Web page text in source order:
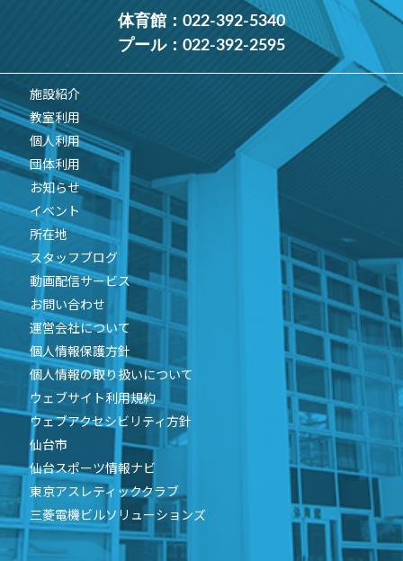
体育館： 022-392-5340
プール： 022-392-2595
施設紹介
教室利用
個人利用
団体利用
お知らせ
イベント
所在地
スタッフブログ
動画配信サービス
お問い合わせ
運営会社について
個人情報保護方針
個人情報の取り扱いについて
ウェブサイト利用規約
ウェブアクセシビリティ方針
仙台市
仙台スポーツ情報ナビ
東京アスレティッククラブ
三菱電機ビルソリューションズ